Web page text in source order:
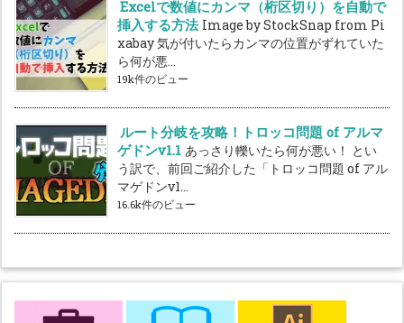
Excelで数値にカンマ（桁区切り）を自動で
挿入する方法 Image by StockSnap from Pi
xabay 気が付いたらカンマの位置がずれていた
ら何が悪...
19k件のビュー
ルート分岐を攻略！トロッコ問題 of アルマ
ゲドンv1.1 あっさり轢いたら何が悪い！ とい
う訳で、前回ご紹介した「トロッコ問題 of アル
マゲドンv1...
16.6k件のビュー